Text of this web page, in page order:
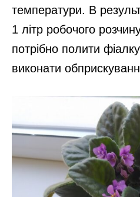
температури. В
1 літр робочого
потрібно полити
виконати